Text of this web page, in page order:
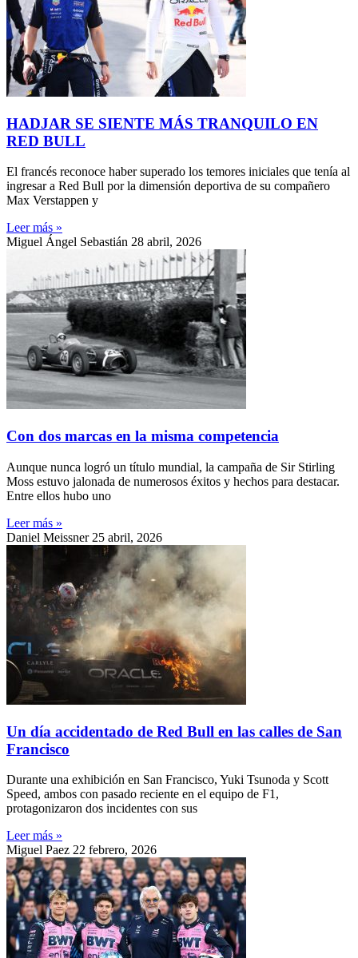
HADJAR SE SIENTE MÁS TRANQUILO EN
RED BULL
El francés reconoce haber superado los temores iniciales que tenía al
ingresar a Red Bull por la dimensión deportiva de su compañero
Max Verstappen y
Leer más »
Miguel Ángel Sebastián 28 abril, 2026
Con dos marcas en la misma competencia
Aunque nunca logró un título mundial, la campaña de Sir Stirling
Moss estuvo jalonada de numerosos éxitos y hechos para destacar.
Entre ellos hubo uno
Leer más »
Daniel Meissner 25 abril, 2026
Un día accidentado de Red Bull en las calles de San
Francisco
Durante una exhibición en San Francisco, Yuki Tsunoda y Scott
Speed, ambos con pasado reciente en el equipo de F1,
protagonizaron dos incidentes con sus
Leer más »
Miguel Paez 22 febrero, 2026